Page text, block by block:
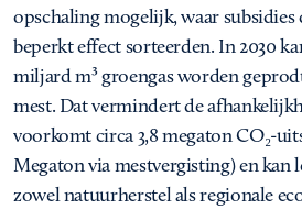
opschaling mogelijk, waar subsidies
beperkt effect sorteerden. In 2030
miljard m³ groengas worden
mest. Dat vermindert de
voorkomt circa 3,8 megaton CO₂-
Megaton via mestvergisting) en kan
zowel natuurherstel als regionale